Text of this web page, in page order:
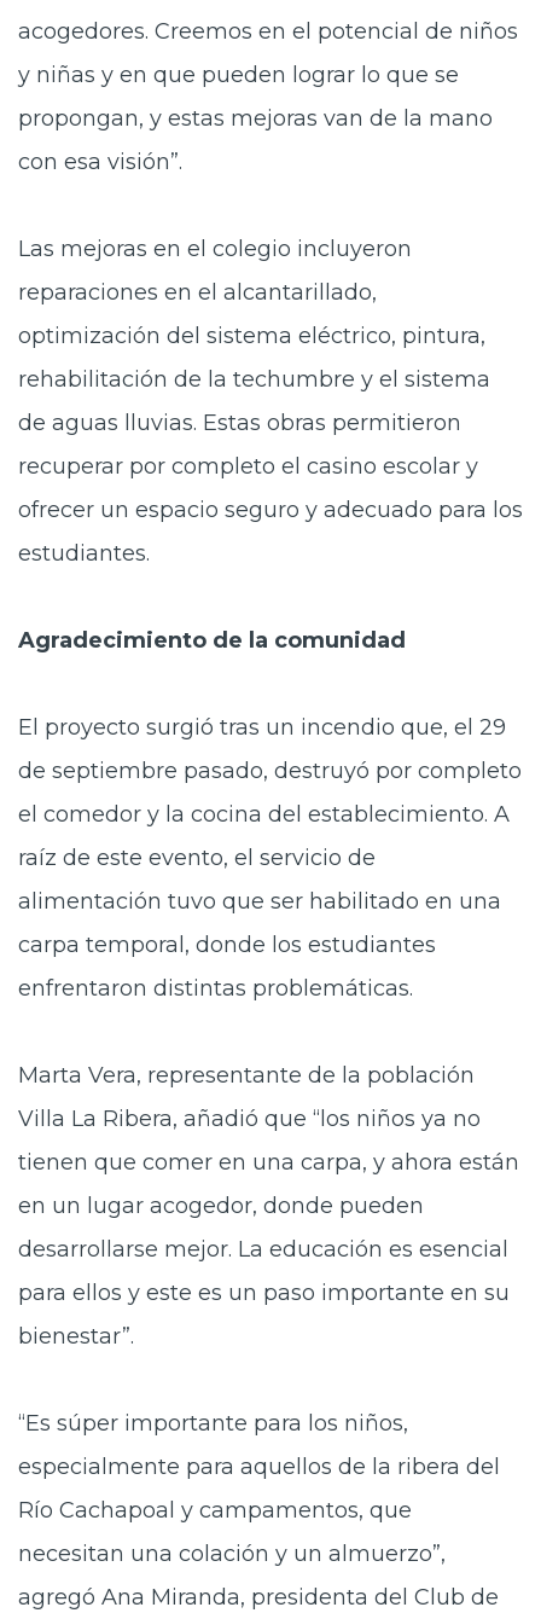
acogedores. Creemos en el potencial de niños
y niñas y en que pueden lograr lo que se
propongan, y estas mejoras van de la mano
con esa visión”.
Las mejoras en el colegio incluyeron
reparaciones en el alcantarillado,
optimización del sistema eléctrico, pintura,
rehabilitación de la techumbre y el sistema
de aguas lluvias. Estas obras permitieron
recuperar por completo el casino escolar y
ofrecer un espacio seguro y adecuado para los
estudiantes.
Agradecimiento de la comunidad
El proyecto surgió tras un incendio que, el 29
de septiembre pasado, destruyó por completo
el comedor y la cocina del establecimiento. A
raíz de este evento, el servicio de
alimentación tuvo que ser habilitado en una
carpa temporal, donde los estudiantes
enfrentaron distintas problemáticas.
Marta Vera, representante de la población
Villa La Ribera, añadió que “los niños ya no
tienen que comer en una carpa, y ahora están
en un lugar acogedor, donde pueden
desarrollarse mejor. La educación es esencial
para ellos y este es un paso importante en su
bienestar”.
“Es súper importante para los niños,
especialmente para aquellos de la ribera del
Río Cachapoal y campamentos, que
necesitan una colación y un almuerzo”,
agregó Ana Miranda, presidenta del Club de